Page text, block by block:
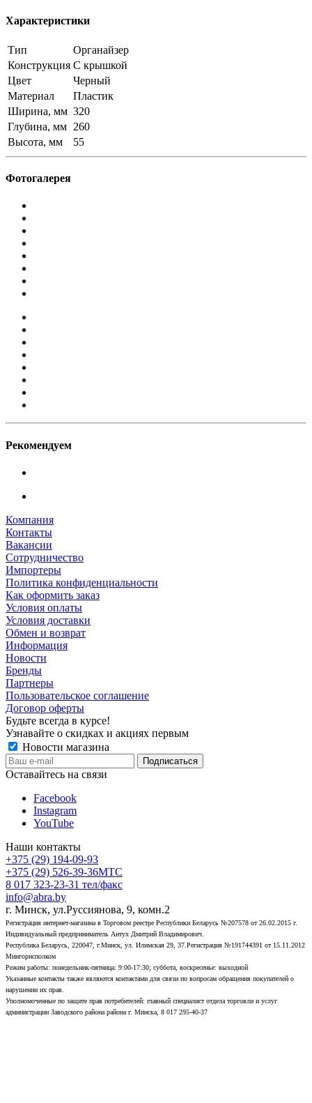
Характеристики
Тип
Органайзер
Конструкция С крышкой
Цвет
Черный
Материал
Пластик
Ширина, мм 320
Глубина, мм 260
Высота, мм
55
Фотогалерея
Рекомендуем
Компания
Контакты
Вакансии
Сотрудничество
Импортеры
Политика конфиденциальности
Как оформить заказ
Условия оплаты
Условия доставки
Обмен и возврат
Информация
Новости
Бренды
Партнеры
Пользовательское соглашение
Договор оферты
Будьте всегда в курсе!
Узнавайте о скидках и акциях первым
Новости магазина
Оставайтесь на связи
Facebook
Instagram
YouTube
Наши контакты
+375 (29) 194-09-93
+375 (29) 526-39-36МТС
8 017 323-23-31 тел/факс
info@abra.by
г. Минск, ул.Руссиянова, 9, комн.2
Регистрация интернет-магазина в Торговом реестре Республики Беларусь №207578 от 26.02.2015 г.
Индивидуальный предприниматель Антух Дмитрий Владимирович.
Республика Беларусь, 220047, г.Минск, ул. Илимская 29, 37.Регистрация №191744391 от 15.11.2012
Мингорисполком
Режим работы: понедельник-пятница: 9:00-17:30; суббота, воскресенье: выходной
Указанные контакты также являются контактами для связи по вопросам обращения покупателей о
нарушении их прав.
Уполномоченные по защите прав потребителей: главный специалист отдела торговли и услуг
администрации Заводского района района г. Минска, 8 017 295-40-37